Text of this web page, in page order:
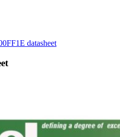
datasheet